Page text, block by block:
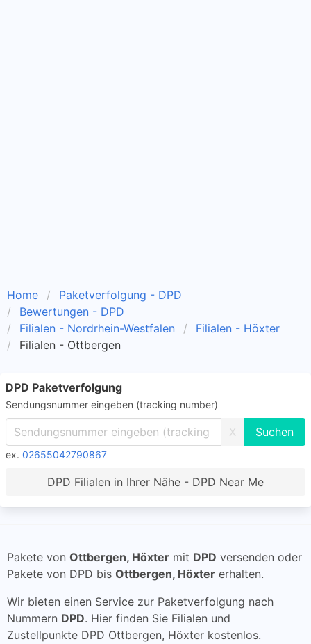
Home
Paketverfolgung - DPD
Bewertungen - DPD
Filialen - Nordrhein-Westfalen
Filialen - Höxter
Filialen - Ottbergen
DPD Paketverfolgung
Sendungsnummer eingeben (tracking number)
X
ex. 02655042790867
DPD Filialen in Ihrer Nähe - DPD Near Me
Pakete von Ottbergen, Höxter mit DPD versenden oder
Pakete von DPD bis Ottbergen, Höxter erhalten.
Wir bieten einen Service zur Paketverfolgung nach
Nummern DPD. Hier finden Sie Filialen und
Zustellpunkte DPD Ottbergen, Höxter kostenlos.